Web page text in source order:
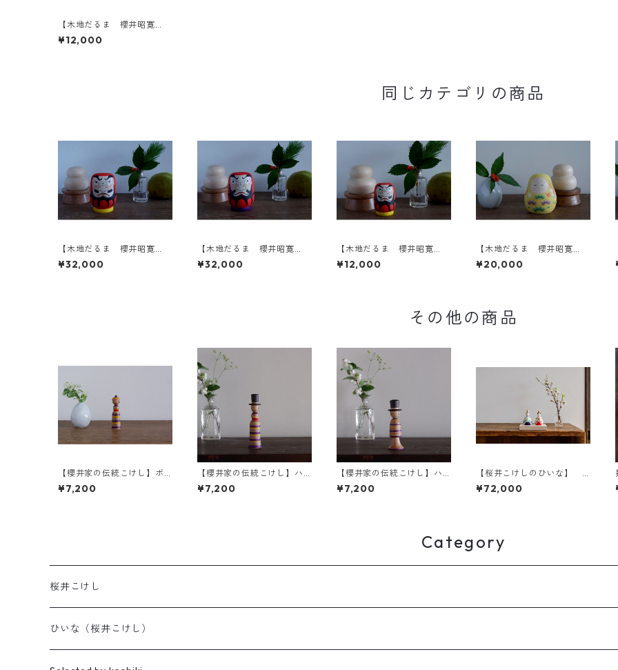
【木地だるま 櫻井昭寛
作】 昭二型 黄色土
台 1-b
¥12,000
同じカテゴリの商品
【木地だるま 櫻井昭寛
作】 昭二型 黄色土台 A
¥32,000
【木地だるま 櫻井昭寛
作】 昭二型 紫土台 B
¥32,000
【木地だるま 櫻井昭寛
作】 昭二型 黄色土
台 1-a
¥12,000
【木地だるま 櫻井昭寛
作】姫だるま 一筆目 A-2
¥20,000
その他の商品
【櫻井家の伝統こけし】ボ
ンボンニット帽 8-g〈山
桜〉
¥7,200
【櫻井家の伝統こけし】ハ
ット帽a-7
¥7,200
【櫻井家の伝統こけし】ハ
ット帽c-2
¥7,200
【桜井こけしのひいな】
貴心松華〈座雛〉こけし模
様
¥72,000
Category
桜井こけし
天神様
ひいな（桜井こけし）